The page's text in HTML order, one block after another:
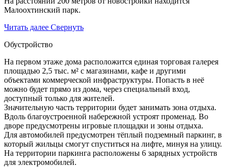
Малоохтинский парк.
Читать далее Свернуть
Обустройство
На первом этаже дома расположится единая торговая галерея
площадью 2,5 тыс. м² с магазинами, кафе и другими
объектами коммерческой инфраструктуры. Попасть в неё
можно будет прямо из дома, через специальный вход,
доступный только для жителей.
Значительную часть территории будет занимать зона отдыха.
Вдоль благоустроенной набережной устроят променад. Во
дворе предусмотрены игровые площадки и зоны отдыха.
Для автомобилей предусмотрен тёплый подземный паркинг, в
который жильцы смогут спуститься на лифте, минуя на улицу.
На территории паркинга расположены 6 зарядных устройств
для электромобилей.